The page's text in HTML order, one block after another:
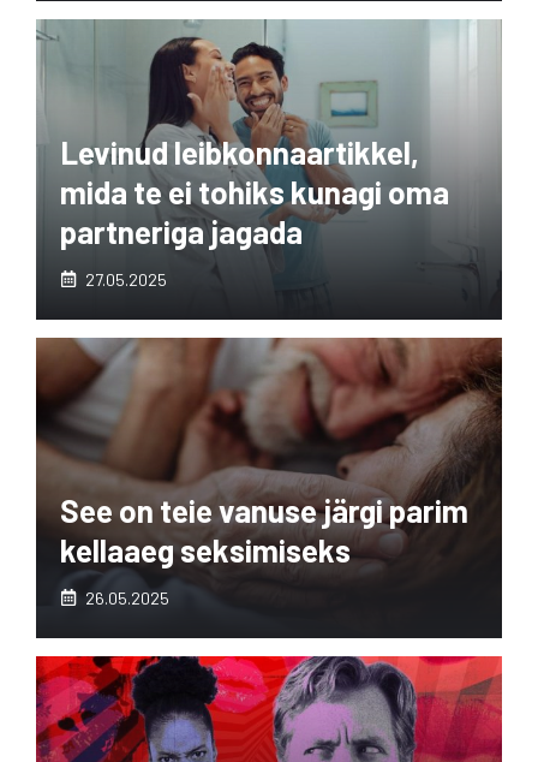
Levinud leibkonnaartikkel,
mida te ei tohiks kunagi oma
partneriga jagada
27.05.2025
See on teie vanuse järgi parim
kellaaeg seksimiseks
26.05.2025